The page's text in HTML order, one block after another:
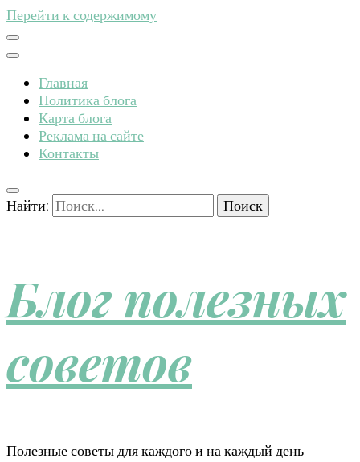
Перейти к содержимому
Главная
Политика блога
Карта блога
Реклама на сайте
Контакты
Найти:
Блог полезных
советов
Полезные советы для каждого и на каждый день